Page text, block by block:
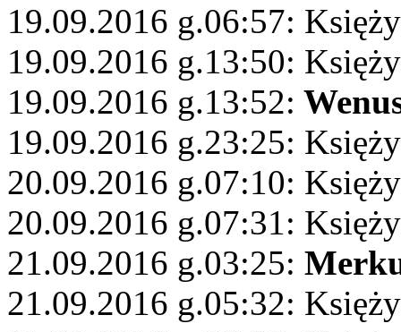
19.09.2016 g.06:57:
19.09.2016 g.13:50:
19.09.2016 g.13:52:
19.09.2016 g.23:25:
20.09.2016 g.07:10:
20.09.2016 g.07:31:
21.09.2016 g.03:25:
21.09.2016 g.05:32: